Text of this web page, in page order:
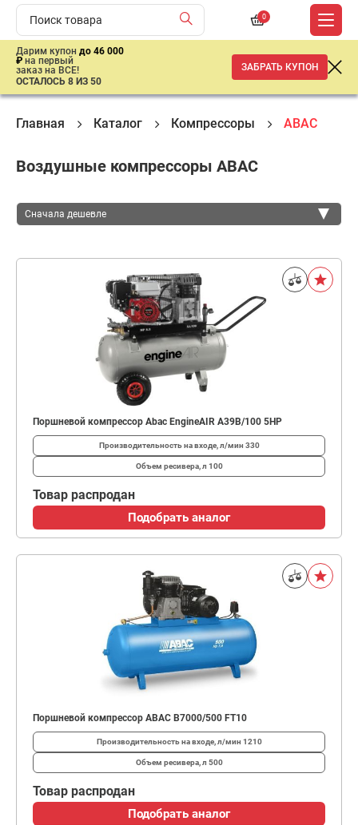
0
Дарим купон до 46 000
₽ на первый
заказ на ВСЕ!
ОСТАЛОСЬ 8 ИЗ 50
ЗАБРАТЬ КУПОН
Главная Каталог Компрессоры ABAC
Воздушные компрессоры ABAC
Сначала дешевле
Поршневой компрессор Abac EngineAIR A39B/100 5HP
Производительность на входе, л/мин 330
Объем ресивера, л 100
Товар распродан
Подобрать аналог
Поршневой компрессор ABAC B7000/500 FT10
Производительность на входе, л/мин 1210
Объем ресивера, л 500
Товар распродан
Подобрать аналог